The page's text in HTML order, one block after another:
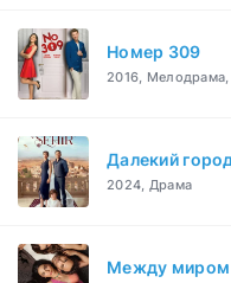
Номер 309
2016,
Далекий
2024, Драма
Между миром